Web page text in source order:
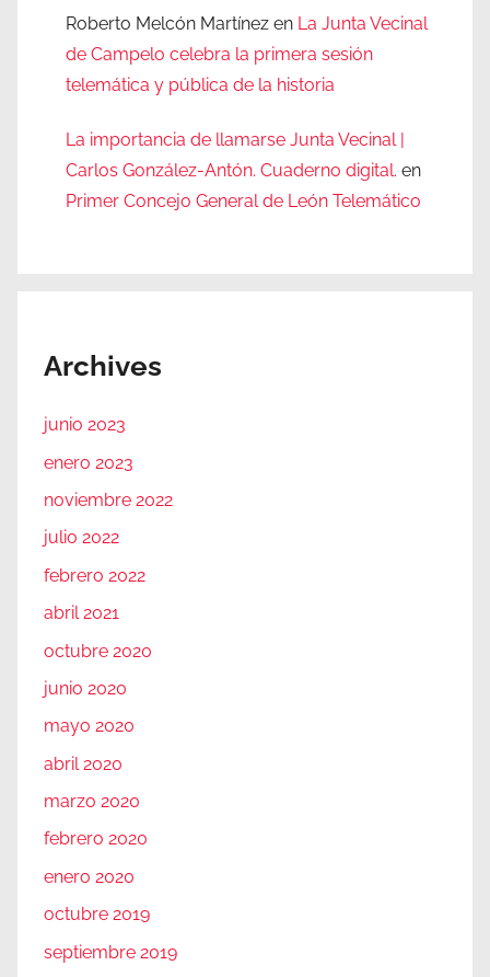
Roberto Melcón Martínez en La Junta Vecinal
de Campelo celebra la primera sesión
telemática y pública de la historia
La importancia de llamarse Junta Vecinal |
Carlos González-Antón. Cuaderno digital. en
Primer Concejo General de León Telemático
Archives
junio 2023
enero 2023
noviembre 2022
julio 2022
febrero 2022
abril 2021
octubre 2020
junio 2020
mayo 2020
abril 2020
marzo 2020
febrero 2020
enero 2020
octubre 2019
septiembre 2019